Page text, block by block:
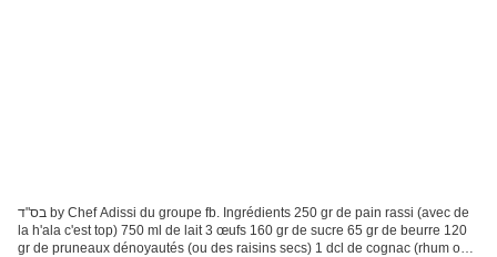
בס"ד by Chef Adissi du groupe fb. Ingrédients 250 gr de pain rassi (avec de
la h'ala c'est top) 750 ml de lait 3 œufs 160 gr de sucre 65 gr de beurre 120
gr de pruneaux dénoyautés (ou des raisins secs) 1 dcl de cognac (rhum ou